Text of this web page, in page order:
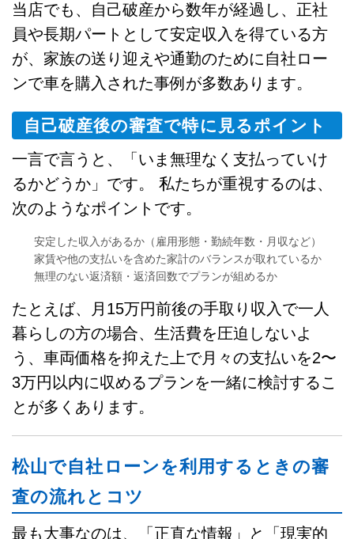
当店でも、自己破産から数年が経過し、正社
員や長期パートとして安定収入を得ている方
が、家族の送り迎えや通勤のために自社ロー
ンで車を購入された事例が多数あります。
自己破産後の審査で特に見るポイント
一言で言うと、「いま無理なく支払っていけ
るかどうか」です。 私たちが重視するのは、
次のようなポイントです。
安定した収入があるか（雇用形態・勤続年数・月収など）
家賃や他の支払いを含めた家計のバランスが取れているか
無理のない返済額・返済回数でプランが組めるか
たとえば、月15万円前後の手取り収入で一人
暮らしの方の場合、生活費を圧迫しないよ
う、車両価格を抑えた上で月々の支払いを2〜
3万円以内に収めるプランを一緒に検討するこ
とが多くあります。
松山で自社ローンを利用するときの審
査の流れとコツ
最も大事なのは、「正直な情報」と「現実的